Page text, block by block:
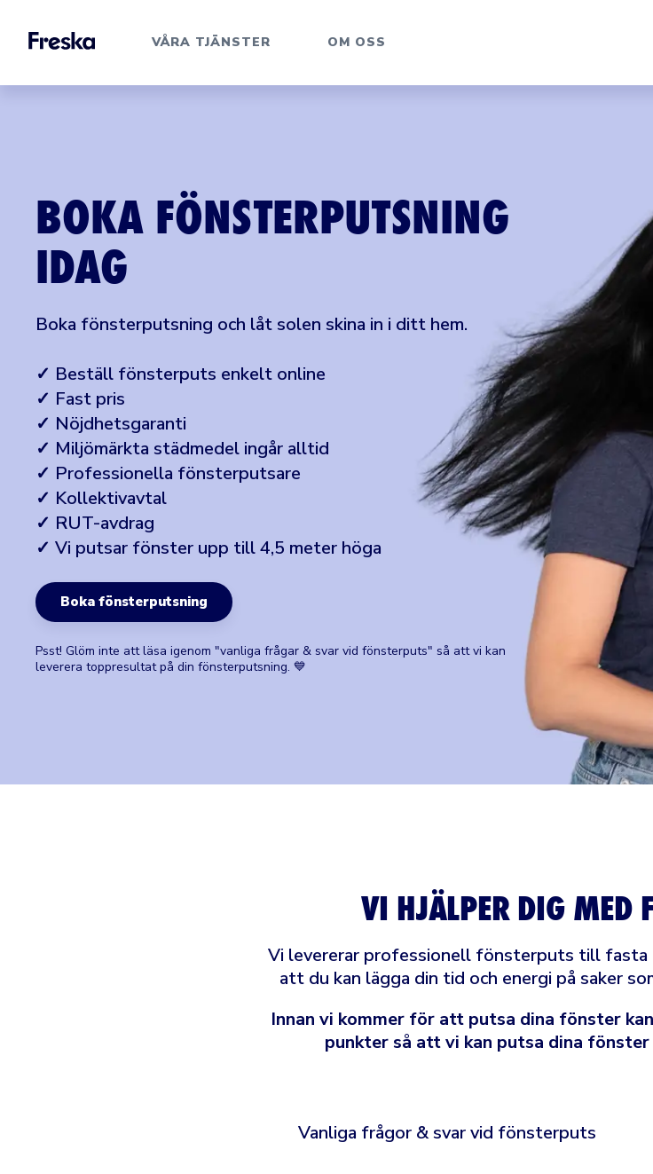
VÅRA TJÄNSTER OM OSS
BOKA FÖNSTERPUTSNING
IDAG
Boka fönsterputsning och låt solen skina in i ditt hem.
✓ Beställ fönsterputs enkelt online
✓ Fast pris
✓ Nöjdhetsgaranti
✓ Miljömärkta städmedel ingår alltid
✓ Professionella fönsterputsare
✓ Kollektivavtal
✓ RUT-avdrag
✓ Vi putsar fönster upp till 4,5 meter höga
Boka fönsterputsning
Psst! Glöm inte att läsa igenom "vanliga frågar & svar vid fönsterputs" så att vi kan
leverera toppresultat på din fönsterputsning. 💙
VI HJÄLPER DIG MED
Vi levererar professionell fönsterputs till fasta
att du kan lägga din tid och energi på saker
Innan vi kommer för att putsa dina fönster
punkter så att vi kan putsa dina
Vanliga frågor & svar vid fönsterputs